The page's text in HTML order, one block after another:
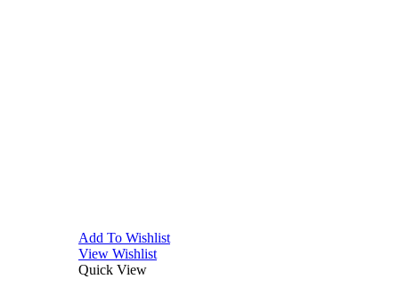
Add To Wishlist
View Wishlist
Quick View